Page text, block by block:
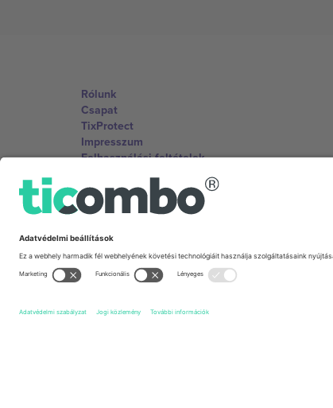
Rólunk
Csapat
TixProtect
Impresszum
Felhasználási feltételek
Partnerprogram